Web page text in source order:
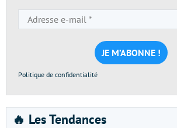
e-
mail
*
Politique de confidentialité
🔥 Les Tendances